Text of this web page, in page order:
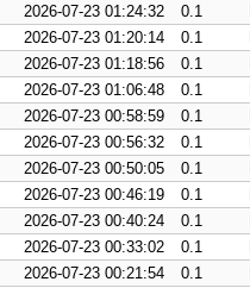
2026-07-23 01:24:32 0.1
2026-07-23 01:20:14 0.1
2026-07-23 01:18:56 0.1
2026-07-23 01:06:48 0.1
2026-07-23 00:58:59 0.1
2026-07-23 00:56:32 0.1
2026-07-23 00:50:05 0.1
2026-07-23 00:46:19 0.1
2026-07-23 00:40:24 0.1
2026-07-23 00:33:02 0.1
2026-07-23 00:21:54 0.1